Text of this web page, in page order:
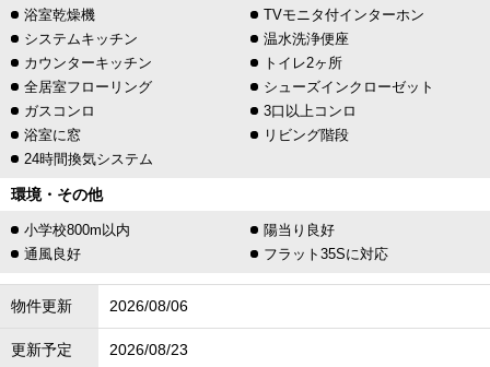
浴室乾燥機
TVモニタ付インターホン
システムキッチン
温水洗浄便座
カウンターキッチン
トイレ2ヶ所
全居室フローリング
シューズインクローゼット
ガスコンロ
3口以上コンロ
浴室に窓
リビング階段
24時間換気システム
環境・その他
小学校800m以内
陽当り良好
通風良好
フラット35Sに対応
物件更新 2026/08/06
更新予定 2026/08/23